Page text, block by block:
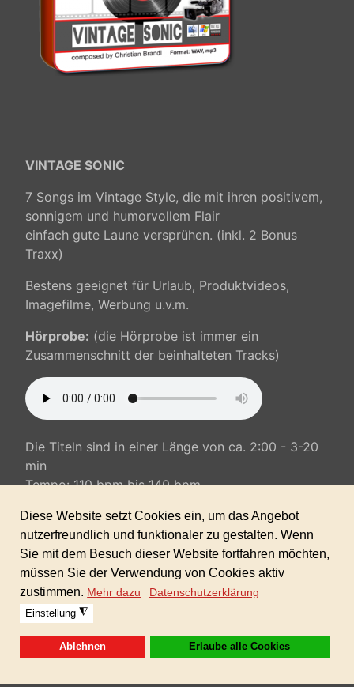
VINTAGE SONIC
7 Songs im Vintage Style, die mit ihren positivem,
sonnigem und humorvollem Flair
einfach gute Laune versprühen. (inkl. 2 Bonus
Traxx)
Bestens geeignet für Urlaub, Produktvideos,
Imagefilme, Werbung u.v.m.
Hörprobe: (die Hörprobe ist immer ein
Zusammenschnitt der beinhalteten Tracks)
Die Titeln sind in einer Länge von ca. 2:00 - 3-20
min
Tempo: 110 bpm bis 140 bpm.
Inkl. gewerblicher Lizenz für alle Ihre Projekte.
Keine weiteren Folgekosten!
Sofortdownload nach erhaltener Zahlung.
Format: 24bit WAV und MP3 320 kbp
enthalten!